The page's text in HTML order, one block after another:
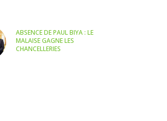
ABSENCE DE PAUL BIYA : LE
MALAISE GAGNE LES
CHANCELLERIES